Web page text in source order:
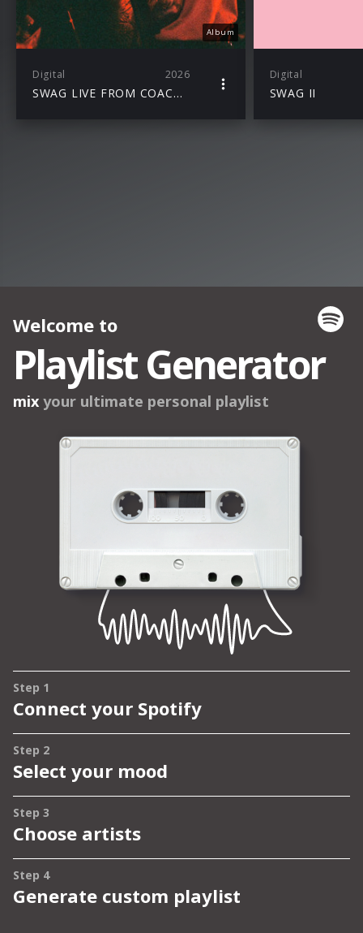
Album
Digital 2026
SWAG LIVE FROM COACHELLA (Weekend II)
Digital
SWAG II